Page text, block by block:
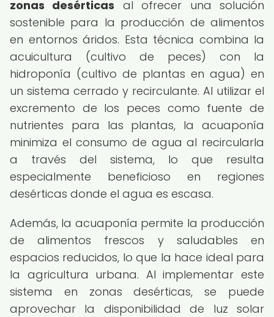
zonas desérticas al ofrecer una solución
sostenible para la producción de alimentos
en entornos áridos. Esta técnica combina la
acuicultura (cultivo de peces) con la
hidroponía (cultivo de plantas en agua) en
un sistema cerrado y recirculante. Al utilizar el
excremento de los peces como fuente de
nutrientes para las plantas, la acuaponía
minimiza el consumo de agua al recircularla
a través del sistema, lo que resulta
especialmente beneficioso en regiones
desérticas donde el agua es escasa.
Además, la acuaponía permite la producción
de alimentos frescos y saludables en
espacios reducidos, lo que la hace ideal para
la agricultura urbana. Al implementar este
sistema en zonas desérticas, se puede
aprovechar la disponibilidad de luz solar